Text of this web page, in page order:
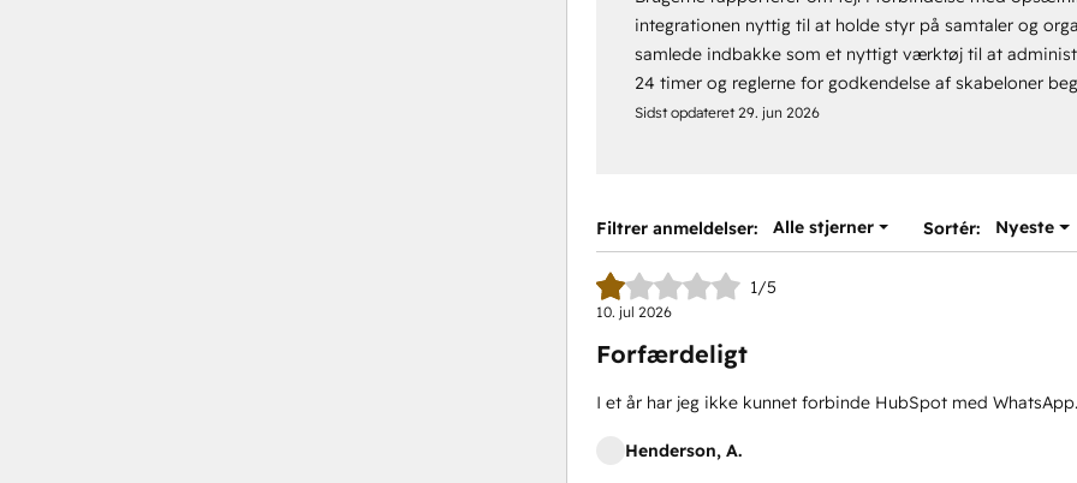
integrationen nyttig til at holde styr på samtaler og
samlede indbakke som et nyttigt værktøj til at
24 timer og reglerne for godkendelse af skabeloner
Sidst opdateret29. jun 2026
Filtrer anmeldelser: Alle stjerner Sortér: Nyeste
1/5
10. jul 2026
Forfærdeligt
I et år har jeg ikke kunnet forbinde HubSpot med
Henderson, A.